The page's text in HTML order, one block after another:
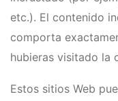
etc.). El contenido
comporta
hubieras visitado la
Estos sitios Web